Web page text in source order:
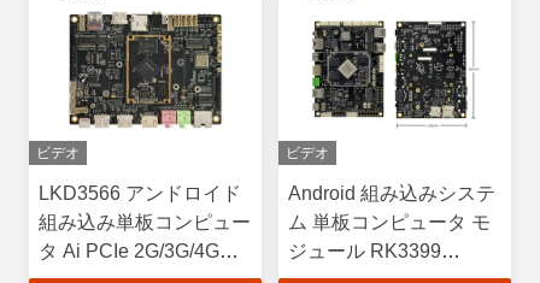
ビデオ
LKD3566 アンドロイド
組み込み単板コンピュー
タ Ai PCIe 2G/3G/4Gモ
ビデオ
Android 組み込みシステ
ム 単板コンピュータ モ
ジュール RK3399